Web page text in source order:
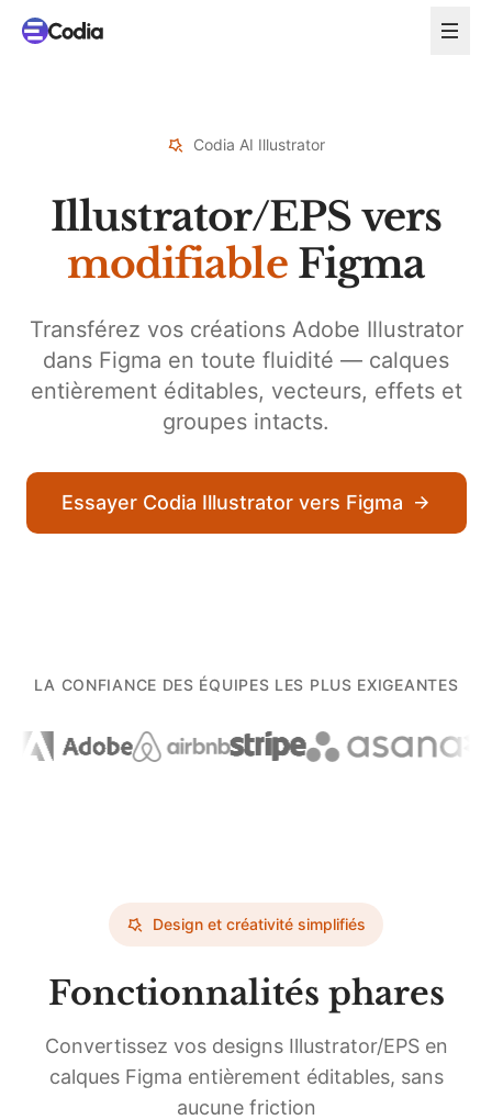
Codia AI Illustrator
Illustrator/EPS vers
modifiable Figma
Transférez vos créations Adobe Illustrator
dans Figma en toute fluidité — calques
entièrement éditables, vecteurs, effets et
groupes intacts.
Essayer Codia Illustrator vers Figma
LA CONFIANCE DES ÉQUIPES LES PLUS EXIGEANTES
Design et créativité simplifiés
Fonctionnalités phares
Convertissez vos designs Illustrator/EPS en
calques Figma entièrement éditables, sans
aucune friction